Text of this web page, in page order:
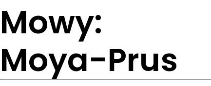
Mowy:
Moya-Prus